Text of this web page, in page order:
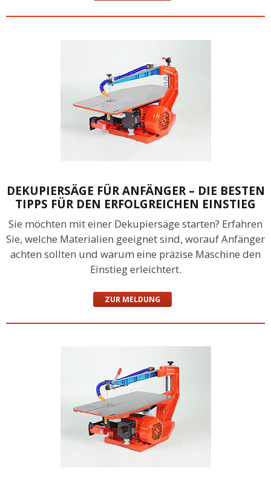
DEKUPIERSÄGE FÜR ANFÄNGER – DIE BESTEN
TIPPS FÜR DEN ERFOLGREICHEN EINSTIEG
Sie möchten mit einer Dekupiersäge starten? Erfahren
Sie, welche Materialien geeignet sind, worauf Anfänger
achten sollten und warum eine präzise Maschine den
Einstieg erleichtert.
ZUR MELDUNG